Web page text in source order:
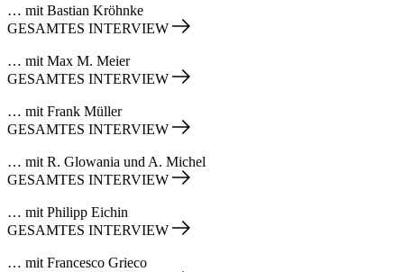
… mit Bastian Kröhnke
GESAMTES INTERVIEW
… mit Max M. Meier
GESAMTES INTERVIEW
… mit Frank Müller
GESAMTES INTERVIEW
… mit R. Glowania und A. Michel
GESAMTES INTERVIEW
… mit Philipp Eichin
GESAMTES INTERVIEW
… mit Francesco Grieco